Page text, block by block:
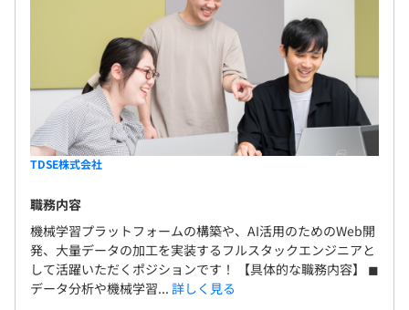
TDSE株式会社
職務内容
機械学習プラットフォームの構築や、AI活用のためのWeb開
発、大量データの加工を実装するフルスタックエンジニアと
して活躍いただくポジションです！ 【具体的な職務内容】 ◼︎
データ分析や機械学習... 詳しく見る